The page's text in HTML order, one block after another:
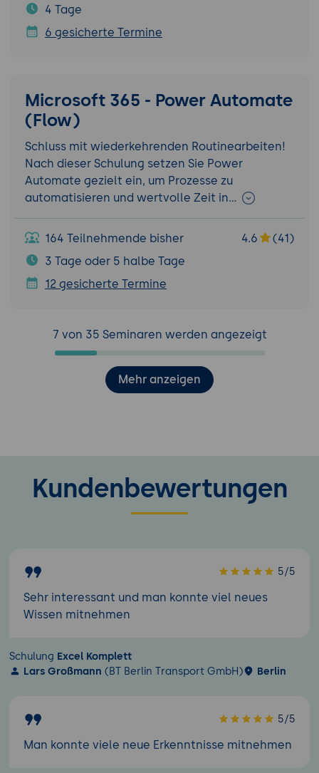
4 Tage
6 gesicherte Termine
Microsoft 365 - Power Automate
(Flow)
Schluss mit wiederkehrenden Routinearbeiten!
Nach dieser Schulung setzen Sie Power
Automate gezielt ein, um Prozesse zu
automatisieren und wertvolle Zeit in…
164 Teilnehmende bisher 4.6
(41)
3 Tage oder 5 halbe Tage
12 gesicherte Termine
7 von 35 Seminaren werden angezeigt
Mehr anzeigen
Kundenbewertungen
5/5
Sehr interessant und man konnte viel neues
Wissen mitnehmen
Schulung Excel Komplett
Lars Großmann (BT Berlin Transport GmbH) Berlin
5/5
Man konnte viele neue Erkenntnisse mitnehmen